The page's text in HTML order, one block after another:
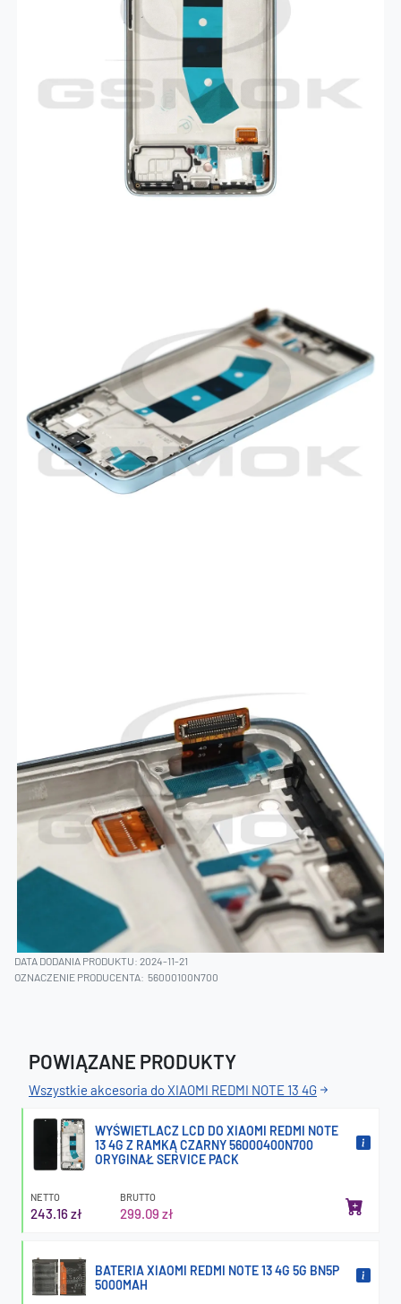
DATA DODANIA PRODUKTU: 2024-11-21
OZNACZENIE PRODUCENTA: 56000100N700
POWIĄZANE PRODUKTY
Wszystkie akcesoria do XIAOMI REDMI NOTE 13 4G
WYŚWIETLACZ LCD DO XIAOMI REDMI NOTE
13 4G Z RAMKĄ CZARNY 56000400N700
ORYGINAŁ SERVICE PACK
NETTO
243.16 zł
BRUTTO
299.09 zł
BATERIA XIAOMI REDMI NOTE 13 4G 5G BN5P
5000MAH